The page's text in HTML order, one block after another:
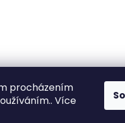
procházením
Více